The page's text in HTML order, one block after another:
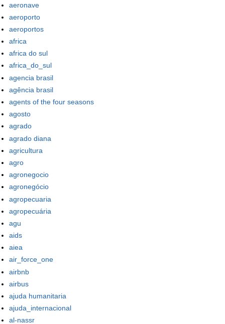
aeronave
aeroporto
aeroportos
africa
africa do sul
africa_do_sul
agencia brasil
agência brasil
agents of the four seasons
agosto
agrado
agrado diana
agricultura
agro
agronegocio
agronegócio
agropecuaria
agropecuária
agu
aids
aiea
air_force_one
airbnb
airbus
ajuda humanitaria
ajuda_internacional
al-nassr